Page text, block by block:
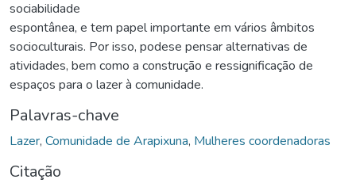
sociabilidade
espontânea, e tem papel importante em vários âmbitos
socioculturais. Por isso, podese pensar alternativas de
atividades, bem como a construção e ressignificação de
espaços para o lazer à comunidade.
Palavras-chave
Lazer, Comunidade de Arapixuna, Mulheres coordenadoras
Citação